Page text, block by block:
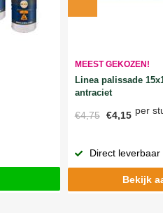
MEEST GEKOZEN!
Linea palissade
antraciet
€4,75 €4,15 per
Direct leverbaar
Bekijk